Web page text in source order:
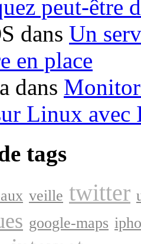
peut-être
dans Un
en place
dans
Linux avec
tags
veille twitter
google-maps